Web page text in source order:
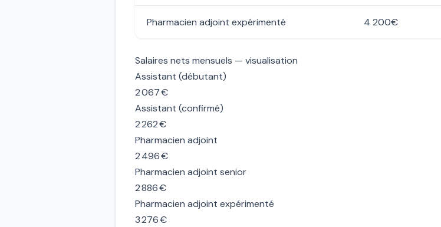
Pharmacien adjoint expérimenté 4 200€
Salaires nets mensuels — visualisation
Assistant (débutant)
2 067 €
Assistant (confirmé)
2 262 €
Pharmacien adjoint
2 496 €
Pharmacien adjoint senior
2 886 €
Pharmacien adjoint expérimenté
3 276 €